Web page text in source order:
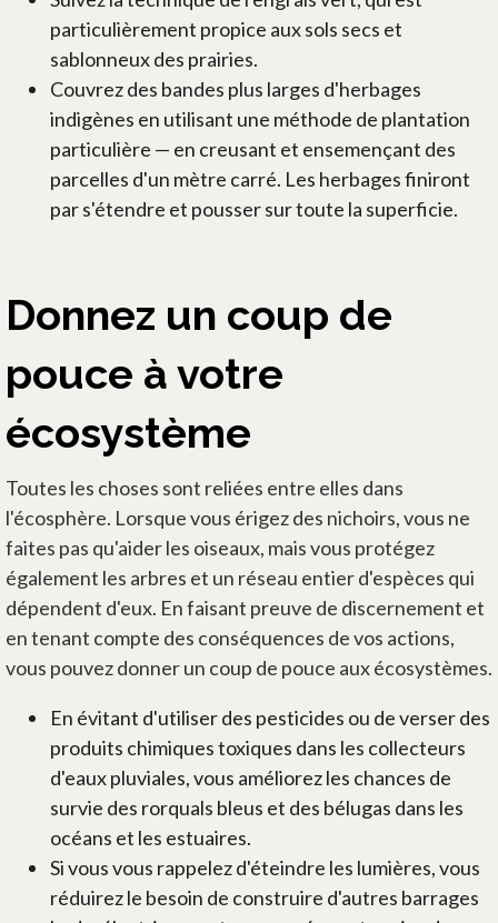
particulièrement propice aux sols secs et
sablonneux des prairies.
Couvrez des bandes plus larges d'herbages
indigènes en utilisant une méthode de plantation
particulière — en creusant et ensemençant des
parcelles d'un mètre carré. Les herbages finiront
par s'étendre et pousser sur toute la superficie.
Donnez un coup de
pouce à votre
écosystème
Toutes les choses sont reliées entre elles dans
l'écosphère. Lorsque vous érigez des nichoirs, vous ne
faites pas qu'aider les oiseaux, mais vous protégez
également les arbres et un réseau entier d'espèces qui
dépendent d'eux. En faisant preuve de discernement et
en tenant compte des conséquences de vos actions,
vous pouvez donner un coup de pouce aux écosystèmes.
En évitant d'utiliser des pesticides ou de verser des
produits chimiques toxiques dans les collecteurs
d'eaux pluviales, vous améliorez les chances de
survie des rorquals bleus et des bélugas dans les
océans et les estuaires.
Si vous vous rappelez d'éteindre les lumières, vous
réduirez le besoin de construire d'autres barrages